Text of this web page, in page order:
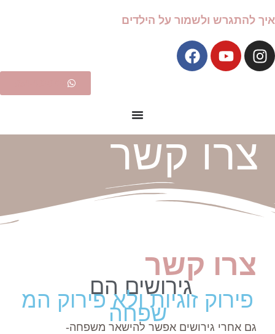
ולשמור על הילדים
054-4626726
קשר
קשר
גירושים הם
זוגיות ולא פירוק המ
שפחה
גירושים אפשר להישאר משפחה-